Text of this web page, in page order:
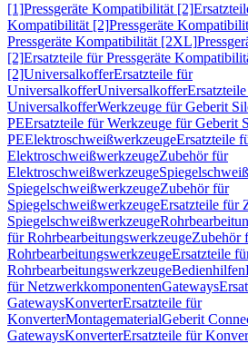
[1]Pressgeräte Kompatibilität [2]
Kompatibilität [2]Pressgeräte
Pressgeräte Kompatibilität [2XL]
[2]Ersatzteile für Pressgeräte
[2]UniversalkofferErsatzteile für
UniversalkofferUniversalkoffer
UniversalkofferWerkzeuge für Geberit
PEErsatzteile für Werkzeuge für Geberit
PEElektroschweißwerkzeugeErsatzteile
ElektroschweißwerkzeugeZubehör für
Elektroschweißwerkzeuge
SpiegelschweißwerkzeugeZubehör für
SpiegelschweißwerkzeugeErsatzteile für
Spiegelschweißwerkzeuge
für RohrbearbeitungswerkzeugeZubehör
RohrbearbeitungswerkzeugeErsatzteile
RohrbearbeitungswerkzeugeBedienhilfen
für NetzwerkkomponentenGateways
GatewaysKonverterErsatzteile für
KonverterMontagematerialGeberit
GatewaysKonverterErsatzteile für